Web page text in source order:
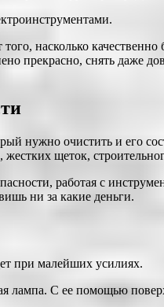
того, насколько
прекрасно, снять даже
нужно очистить и его
щеток,
работая с
ни за какие деньги.
лампа. С ее помощью